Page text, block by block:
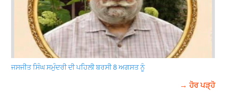
ਜਸਜੀਤ ਸਿੰਘ ਸਮੁੰਦਰੀ ਦੀ ਪਹਿਲੀ ਬਰਸੀ 8 ਅਗਸਤ ਨੂੰ
→ ਹੋਰ ਪੜ੍ਹੋ